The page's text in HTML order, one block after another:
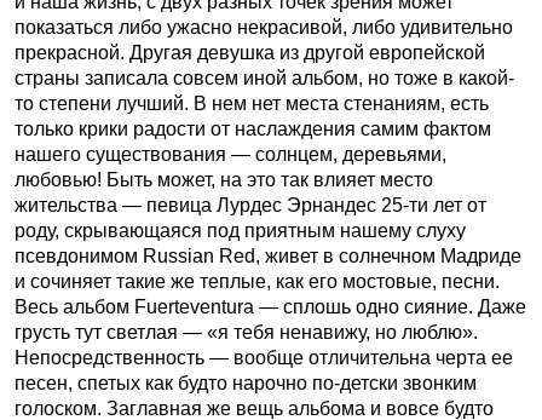
показаться либо ужасно некрасивой, либо удивительно
прекрасной. Другая девушка из другой европейской
страны записала совсем иной альбом, но тоже в какой-
то степени лучший. В нем нет места стенаниям, есть
только крики радости от наслаждения самим фактом
нашего существования — солнцем, деревьями,
любовью! Быть может, на это так влияет место
жительства — певица Лурдес Эрнандес 25-ти лет от
роду, скрывающаяся под приятным нашему слуху
псевдонимом Russian Red, живет в солнечном Мадриде
и сочиняет такие же теплые, как его мостовые, песни.
Весь альбом Fuerteventura — сплошь одно сияние. Даже
грусть тут светлая — «я тебя ненавижу, но люблю».
Непосредственность — вообще отличительна черта ее
песен, спетых как будто нарочно по-детски звонким
голоском. Заглавная же вещь альбома и вовсе будто